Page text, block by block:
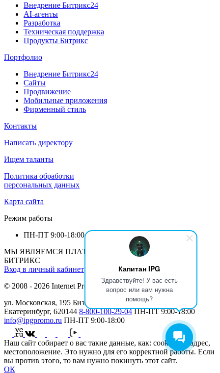
Капитан IPG
Здравствуйте! У вас есть
вопрос или вам нужна
помощь?
Внедрение Битрикс24
AI-агенты
Разработка
Техническая поддержка
Продукты Битрикс
Портфолио
Внедрение Битрикс24
Сайты
Продвижение
Мобильные приложения
Фирменный стиль
Контакты
Написать директору
Ищем таланты
Политика обработки
персональных данных
Карта сайта
Режим работы
ПН-ПТ 9:00-18:00
МЫ ЯВЛЯЕМСЯ ПЛАТИНОВЫМ ПАРТНЕРОМ 1С-
БИТРИКС
Вход в личный кабинет
© 2008 - 2026 Internet Production Group (
ул. Московская, 195 Бизнеc Центр МАН, 12 этаж г.
Екатеринбург, 620144 8-800-100-29-04 ПН-ПТ 9:00-18:00
info@ipgpromo.ru ПН-ПТ 9:00-18:00
Наш сайт собирает о вас такие данные, как: cookies, IP-адрес,
местоположение. Это нужно для его корректной работы. Если
вы против этого, то вам нужно покинуть этот сайт.
ОК